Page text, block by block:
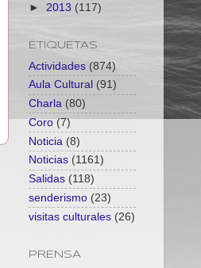
► 2013 (117)
ETIQUETAS
Actividades (874)
Aula Cultural (91)
Charla (80)
Coro (7)
Noticia (8)
Noticias (1161)
Salidas (118)
senderismo (23)
visitas culturales (26)
PRENSA